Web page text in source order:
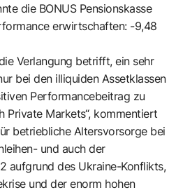
die BONUS Pensionskasse
erwirtschaften: -9,48
Verlangung betrifft, ein sehr
bei den illiquiden Assetklassen
Performancebeitrag zu
Private Markets“, kommentiert
betriebliche Altersvorsorge bei
und auch der
aufgrund des Ukraine-Konflikts,
und der enorm hohen